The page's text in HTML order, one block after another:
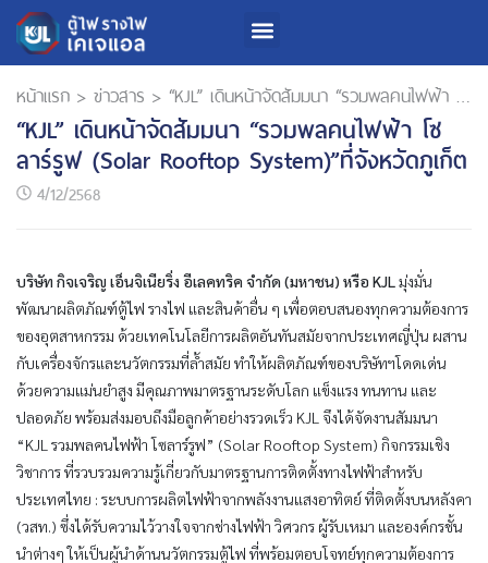
หน้าแรก > ข่าวสาร > “KJL” เดินหน้าจัดสัมมนา “รวมพลคนไฟฟ้า โซลาร์รูฟ (Solar Rooftop System)”ที่จังหวัดภูเก็ต
“KJL” เดินหน้าจัดสัมมนา “รวมพลคนไฟฟ้า โซ
ลาร์รูฟ (Solar Rooftop System)”ที่จังหวัดภูเก็ต
4/12/2568
บริษัท กิจเจริญ เอ็นจิเนียริ่ง อีเลคทริค จำกัด (มหาชน) หรือ KJLมุ่งมั่น
พัฒนาผลิตภัณฑ์ตู้ไฟ รางไฟ และสินค้าอื่น ๆ เพื่อตอบสนองทุกความต้องการ
ของอุตสาหกรรม ด้วยเทคโนโลยีการผลิตอันทันสมัยจากประเทศญี่ปุ่น ผสาน
กับเครื่องจักรและนวัตกรรมที่ล้ำสมัย ทำให้ผลิตภัณฑ์ของบริษัทฯโดดเด่น
ด้วยความแม่นยำสูง มีคุณภาพมาตรฐานระดับโลก แข็งแรง ทนทาน และ
ปลอดภัย พร้อมส่งมอบถึงมือลูกค้าอย่างรวดเร็ว KJL จึงได้จัดงานสัมมนา
“KJL รวมพลคนไฟฟ้า โซลาร์รูฟ” (Solar Rooftop System) กิจกรรมเชิง
วิชาการ ที่รวบรวมความรู้เกี่ยวกับมาตรฐานการติดตั้งทางไฟฟ้าสำหรับ
ประเทศไทย : ระบบการผลิตไฟฟ้าจากพลังงานแสงอาทิตย์ ที่ติดตั้งบนหลังคา
(วสท.) ซึ่งได้รับความไว้วางใจจากช่างไฟฟ้า วิศวกร ผู้รับเหมา และองค์กรชั้น
นำต่างๆ ให้เป็นผู้นำด้านนวัตกรรมตู้ไฟ ที่พร้อมตอบโจทย์ทุกความต้องการ